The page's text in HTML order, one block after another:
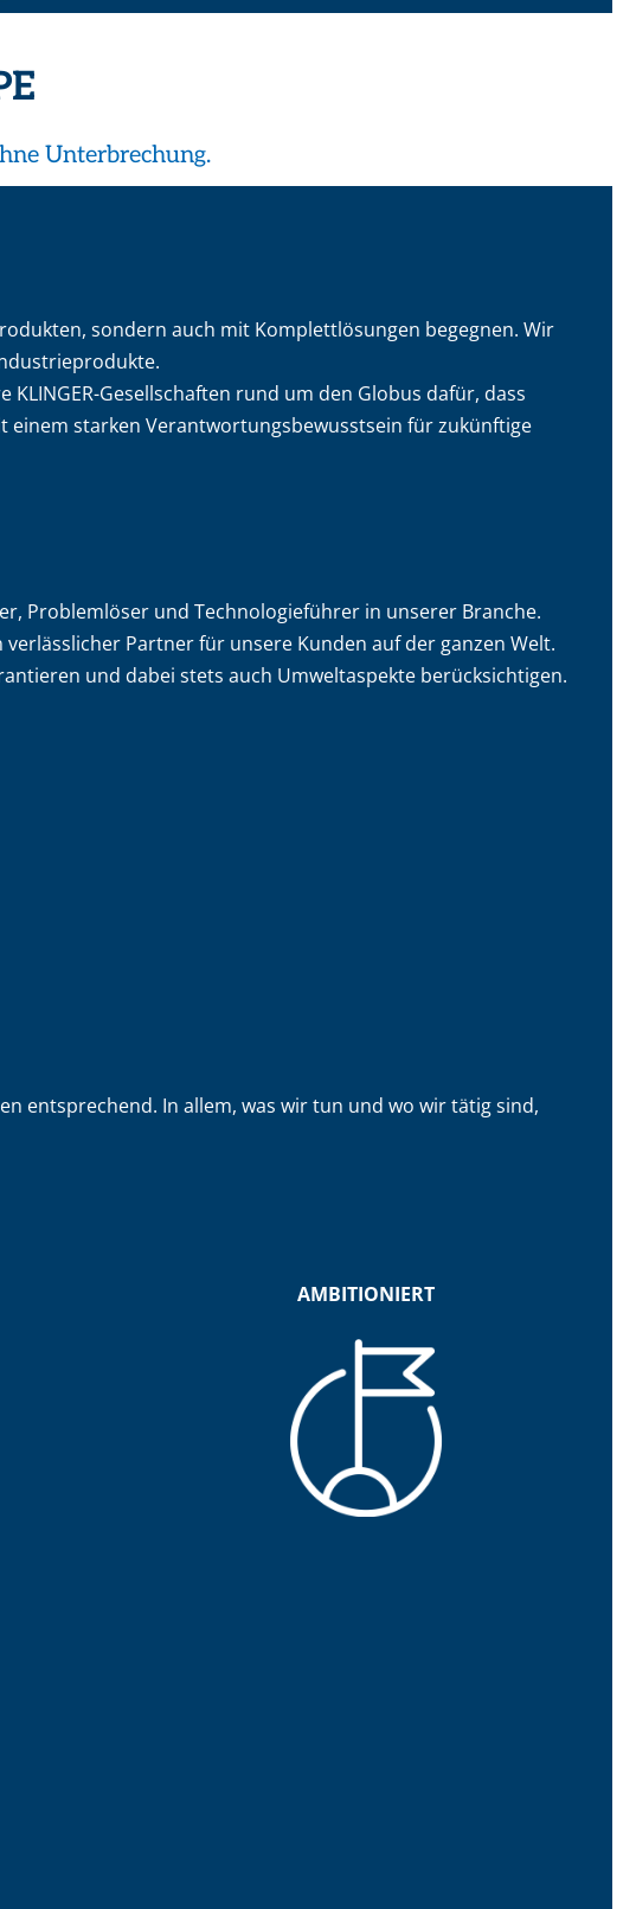
AUSBLASSICHERHEIT
Unterbrechung.
sondern auch mit Komplettlösungen begegnen. Wir
Gesellschaften rund um den Globus dafür, dass
einem starken Verantwortungsbewusstsein für zukünftige
Problemlöser und Technologieführer in unserer Branche.
Partner für unsere Kunden auf der ganzen Welt.
und dabei stets auch Umweltaspekte berücksichtigen.
entsprechend. In allem, was wir tun und wo wir tätig sind,
AMBITIONIERT